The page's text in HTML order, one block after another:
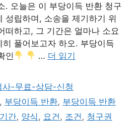
. 오늘은 이 부당이득 반환 청구
성립하며, 소송을 제기하기 위
떠하고, 그 기간은 얼마나 소요
풀어보고자 하오. 부당이득
인
… 더 읽기
-무료-상담-신청
, 부당이득 반환, 부당이득 반환
간, 양식 , 요건 , 조건 , 청구권